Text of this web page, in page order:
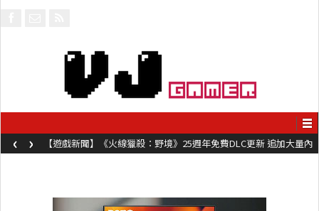
【遊戲新聞】《火線獵殺：野境》25週年免費DLC更新 追加大量內
容同時系舊作限時超平價折扣
‹ ›